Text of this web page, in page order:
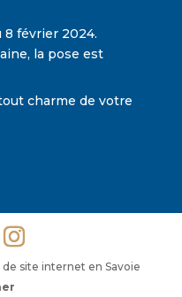
8 février 2024.
la pose est
charme de votre
site internet en Savoie